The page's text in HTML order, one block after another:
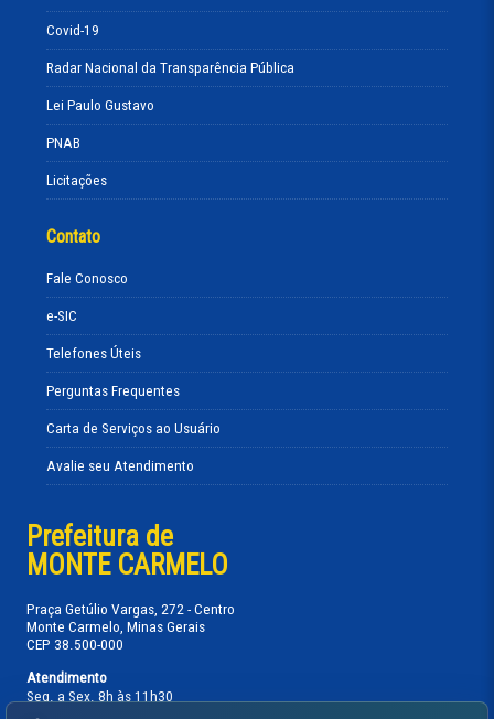
Covid-19
Radar Nacional da Transparência Pública
Lei Paulo Gustavo
PNAB
Licitações
Contato
Fale Conosco
e-SIC
Telefones Úteis
Perguntas Frequentes
Carta de Serviços ao Usuário
Avalie seu Atendimento
Prefeitura de
MONTE CARMELO
Praça Getúlio Vargas, 272 - Centro
Monte Carmelo, Minas Gerais
CEP 38.500-000
Atendimento
Seg. a Sex. 8h às 11h30